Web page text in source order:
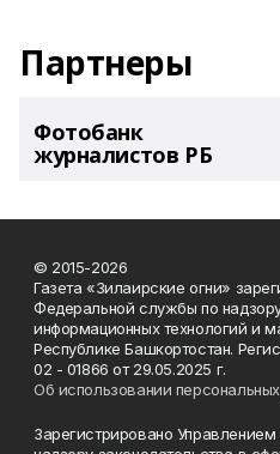
Партнеры
Фотобанк
журналистов РБ
© 2015-2026
Газета «Зилаирские огни»
Федеральной службы по
информационных технологий и
Республике Башкортостан.
02 - 01866 от 29.05.2025 г.
Об использовании
Зарегистрировано